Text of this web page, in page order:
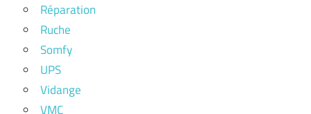
Réparation
Ruche
Somfy
UPS
Vidange
VMC